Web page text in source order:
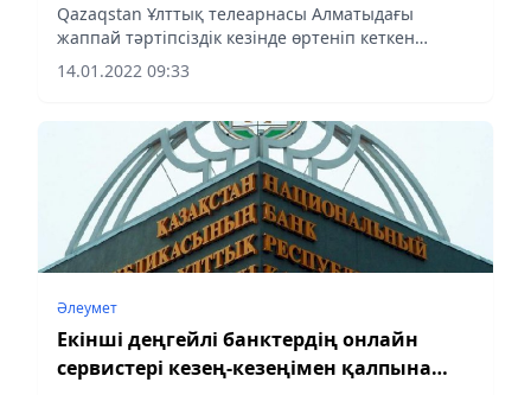
Qazaqstan Ұлттық телеарнасы Алматыдағы
жаппай тәртіпсіздік кезінде өртеніп кеткен
«Алтын қоры» туралы түсіндірме жасады, деп
хабарлайды Аlmaty-akshamy.kz теларнаның
14.01.2022 09:33
Әлеумет
Екінші деңгейлі банктердің онлайн
сервистері кезең-кезеңімен қалпына